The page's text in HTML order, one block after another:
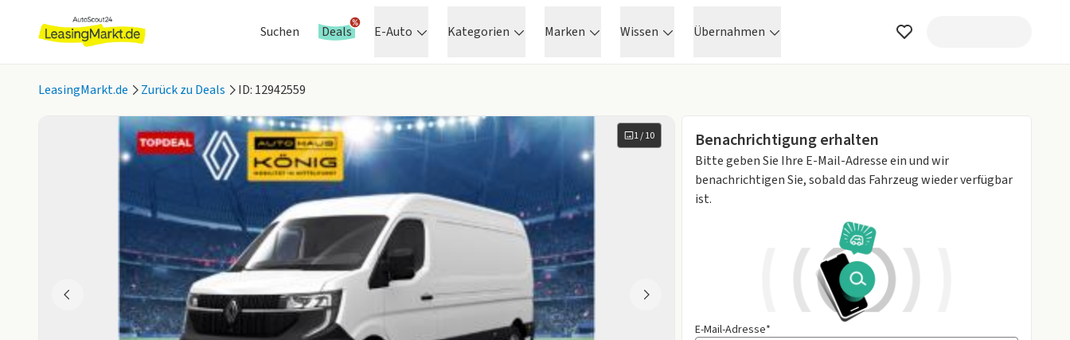
Suchen Deals E-Auto Kategorien Marken Wissen Übernahmen
LeasingMarkt.de Zurück zu Deals ID: 12942559
Benachrichtigung erhalten
Bitte geben Sie Ihre E-Mail-Adresse ein und wir
benachrichtigen Sie, sobald das Fahrzeug wieder verfügbar
ist.
E-Mail-Adresse*
1/10